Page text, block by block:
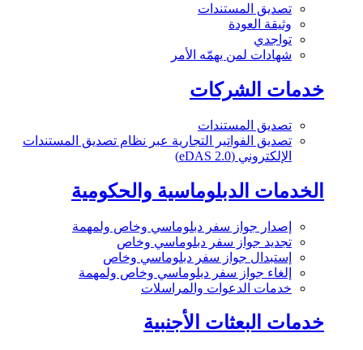
تصديق المستندات
وثيقة العودة
تواجدي
شهادات لمن يهمّه الأمر
خدمات الشركات
تصديق المستندات
تصديق الفواتير التجارية عبر نظام تصديق المستندات
الإلكتروني (eDAS 2.0)
الخدمات الدبلوماسية والحكومية
إصدار جواز سفر دبلوماسي وخاص ولمهمة
تجديد جواز سفر دبلوماسي وخاص
إستبدال جواز سفر دبلوماسي وخاص
إلغاء جواز سفر دبلوماسي وخاص ولمهمة
خدمات الدعوات والمراسلات
خدمات البعثات الأجنبية